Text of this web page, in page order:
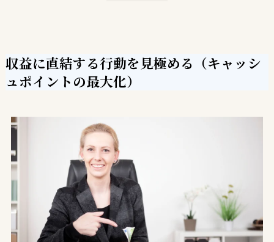
収益に直結する行動を見極める（キャッシ
ュポイントの最大化）